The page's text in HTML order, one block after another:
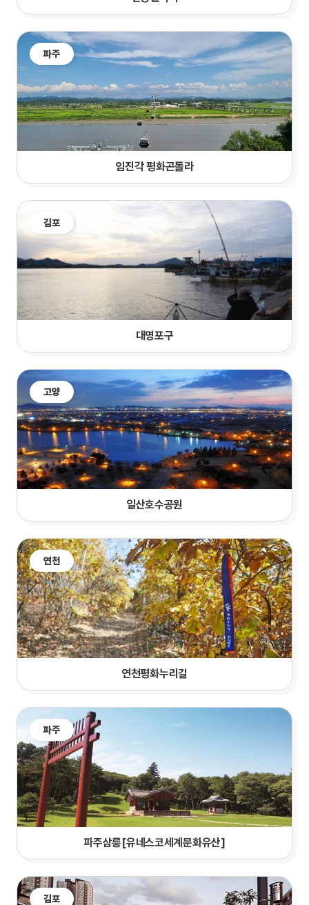
파주
임진각 평화곤돌라
김포
대명포구
고양
일산호수공원
연천
연천평화누리길
파주
파주삼릉[유네스코세계문화유산]
김포